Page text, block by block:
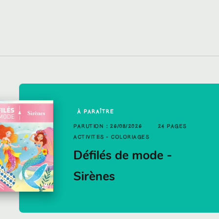
- La
: 03/06/2026
48 PAGES
- COLORIAGES
de mode -
des animaux
À PARAÎTRE
PARUTION : 26/08/2026
24 PAGES
ACTIVITÉS - COLORIAGES
Défilés de mode -
Sirènes